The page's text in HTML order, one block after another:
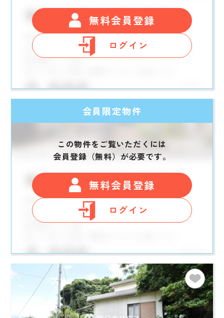
無料会員登録
ログイン
会員限定物件
この物件をご覧いただくには
会員登録（無料）が必要です。
無料会員登録
ログイン